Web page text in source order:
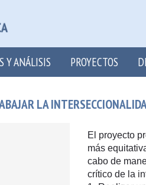
Y ANÁLISIS PROYECTOS
LA
El proyecto
más
cabo de
crítico de la